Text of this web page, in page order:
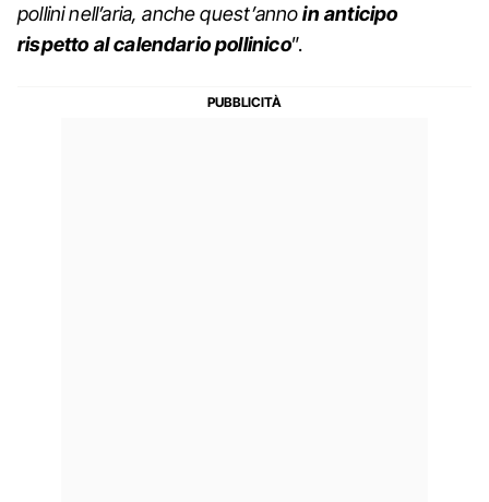
pollini nell’aria, anche quest’annoin anticipo
rispetto al calendario pollinico”.